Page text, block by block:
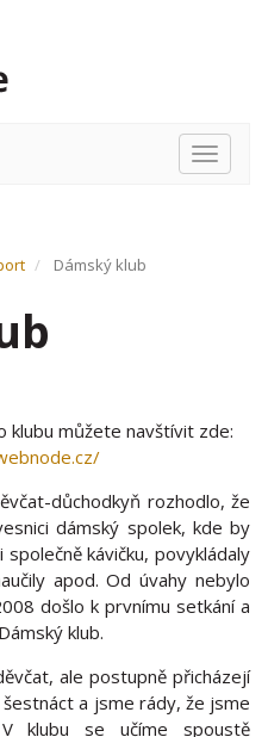
Hlavní
Dámský klub
klubu můžete navštívit zde:
důchodkyň rozhodlo, že
dámský spolek, kde by
kávičku, povykládaly
apod. Od úvahy nebylo
došlo k prvnímu setkání a
klub.
ale postupně přicházejí
šestnáct a jsme rády, že jsme
klubu se učíme spoustě